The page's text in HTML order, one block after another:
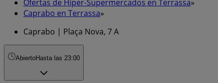
Ofertas de Hiper-Supermercados en Terrassa»
Caprabo en Terrassa»
Caprabo | Plaça Nova, 7 A
AbiertoHasta las 23:00